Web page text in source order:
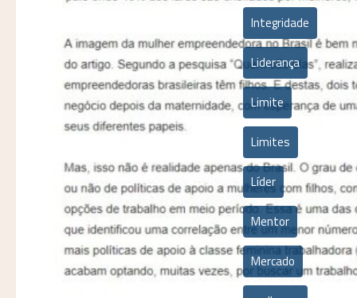
Integridade
Liderança
Limite
Limites
Líder
Mentor
Mercado